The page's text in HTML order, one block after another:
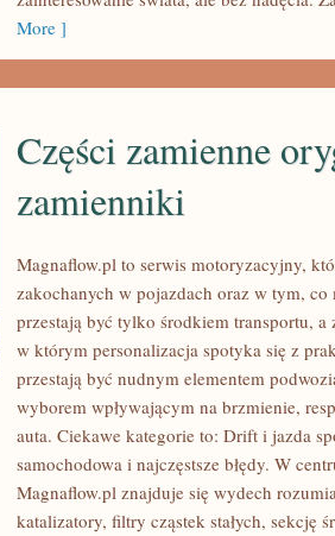
More ]
ZAMIENNE
ORYGINALNE
Części zamienne
zamienniki
Magnaflow.pl to serwis motoryzacyjny,
zakochanych w pojazdach oraz w tym,
przestają być tylko środkiem transportu, a
w którym personalizacja spotyka się z
przestają być nudnym elementem
wyborem wpływającym na brzmienie,
auta. Ciekawe kategorie to: Drift i jazda
samochodowa i najczęstsze błędy. W
Magnaflow.pl znajduje się wydech
katalizatory, filtry cząstek stałych, sekcję